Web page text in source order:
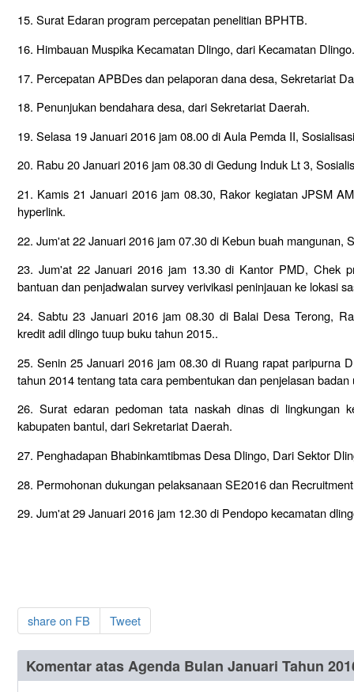
15. Surat Edaran program percepatan penelitian BPHTB.
16. Himbauan Muspika Kecamatan Dlingo, dari Kecamatan Dlingo.
17. Percepatan APBDes dan pelaporan dana desa, Sekretariat
18. Penunjukan bendahara desa, dari Sekretariat Daerah.
19. Selasa 19 Januari 2016 jam 08.00 di Aula Pemda II,
20. Rabu 20 Januari 2016 jam 08.30 di Gedung Induk Lt 3,
21. Kamis 21 Januari 2016 jam 08.30, Rakor kegiatan JPSM
hyperlink.
22. Jum'at 22 Januari 2016 jam 07.30 di Kebun buah mangunan,
23. Jum'at 22 Januari 2016 jam 13.30 di Kantor PMD, Chek
bantuan dan penjadwalan survey verivikasi peninjauan ke lokasi
24. Sabtu 23 Januari 2016 jam 08.30 di Balai Desa Terong,
kredit adil dlingo tuup buku tahun 2015..
25. Senin 25 Januari 2016 jam 08.30 di Ruang rapat paripurna
tahun 2014 tentang tata cara pembentukan dan penjelasan badan
26. Surat edaran pedoman tata naskah dinas di lingkungan
kabupaten bantul, dari Sekretariat Daerah.
27. Penghadapan Bhabinkamtibmas Desa Dlingo, Dari Sektor
28. Permohonan dukungan pelaksanaan SE2016 dan
29. Jum'at 29 Januari 2016 jam 12.30 di Pendopo kecamatan
share on FB Tweet
Komentar atas Agenda Bulan Januari Tahun